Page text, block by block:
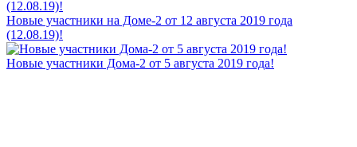
Новые участники на Доме-2 от 12 августа 2019 года
(12.08.19)!
Новые участники Дома-2 от 5 августа 2019 года!